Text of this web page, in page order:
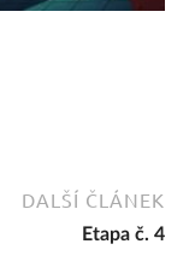
DALŠÍ ČLÁNEK
Etapa č. 4